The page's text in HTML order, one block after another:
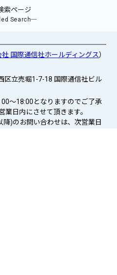
索ページ
Search─
社 国際通信社ホールディングス）
立売堀1-7-18 国際通信社ビル
～18:00となりますのでご了承
業日内にさせて頂きます。
)のお問い合わせは、次営業日